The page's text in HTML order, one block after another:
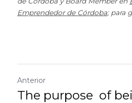
Emprendedor de Córdoba; para
Anterior
The purpose of